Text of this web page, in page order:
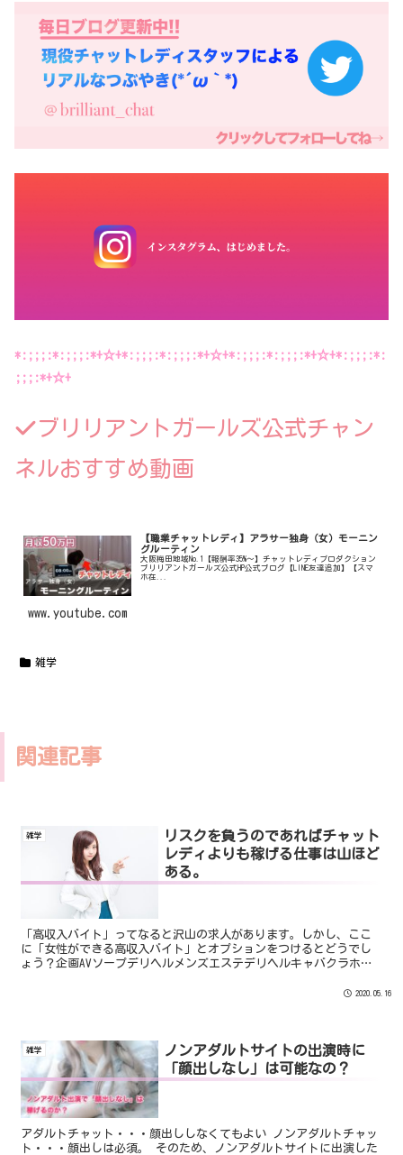
*:;;;:*:;;;:*+☆+*:;;;:*:;;;:*+☆+*:;;;:*:;;;:*+☆+*:;;;:*:
;;;:*+☆+
ブリリアントガールズ公式チャン
ネルおすすめ動画
【職業チャットレディ】アラサー独身（女）モーニン
グルーティン
大阪梅田地域No.1【報酬率35%〜】チャットレディプロダクション
ブリリアントガールズ公式HP公式ブログ【LINE友達追加】【スマ
ホ在...
www.youtube.com
雑学
関連記事
雑学
リスクを負うのであればチャット
レディよりも稼げる仕事は山ほど
ある。
「高収入バイト」ってなると沢山の求人があります。しかし、ここ
に「女性ができる高収入バイト」とオプションをつけるとどうでし
ょう？企画AVソープデリヘルメンズエステデリヘルキャバクラホス
2020.05.16
雑学
ノンアダルトサイトの出演時に
「顔出しなし」は可能なの？
アダルトチャット・・・顔出ししなくてもよい ノンアダルトチャッ
ト・・・顔出しは必須。 そのため、ノンアダルトサイトに出演した